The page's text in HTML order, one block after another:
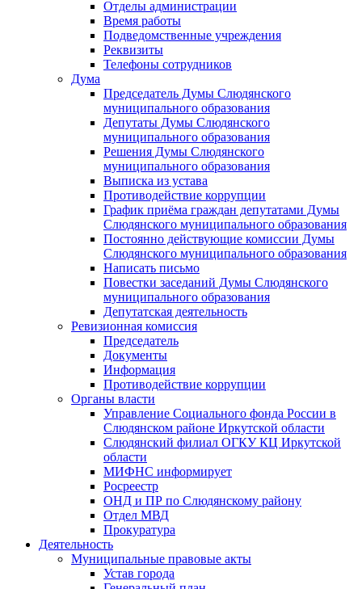
Отделы администрации
Время работы
Подведомственные учреждения
Реквизиты
Телефоны сотрудников
Дума
Председатель Думы Слюдянского
муниципального образования
Депутаты Думы Слюдянского
муниципального образования
Решения Думы Слюдянского
муниципального образования
Выписка из устава
Противодействие коррупции
График приёма граждан депутатами Думы
Слюдянского муниципального образования
Постоянно действующие комиссии Думы
Слюдянского муниципального образования
Написать письмо
Повестки заседаний Думы Слюдянского
муниципального образования
Депутатская деятельность
Ревизионная комиссия
Председатель
Документы
Информация
Противодействие коррупции
Органы власти
Управление Социального фонда России в
Слюдянском районе Иркутской области
Слюдянский филиал ОГКУ КЦ Иркутской
области
МИФНС информирует
Росреестр
ОНД и ПР по Слюдянскому району
Отдел МВД
Прокуратура
Деятельность
Муниципальные правовые акты
Устав города